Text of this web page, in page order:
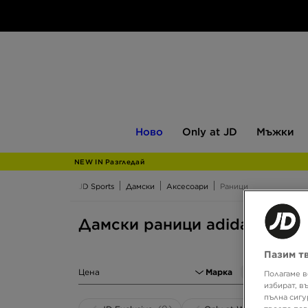
Ново
JD
Only at JD Мъжки
NEW IN Разгледай
JD Sports Дамски Аксесоари Раници
Дамски раници adidas
Цена Марка
Пазим
Полагаме
избират,
пълна